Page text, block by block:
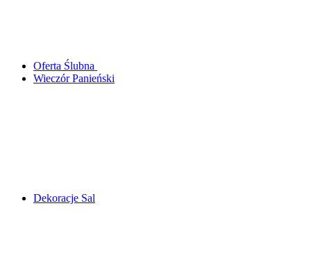
Oferta Ślubna
Wieczór Panieński
Dekoracje Sal